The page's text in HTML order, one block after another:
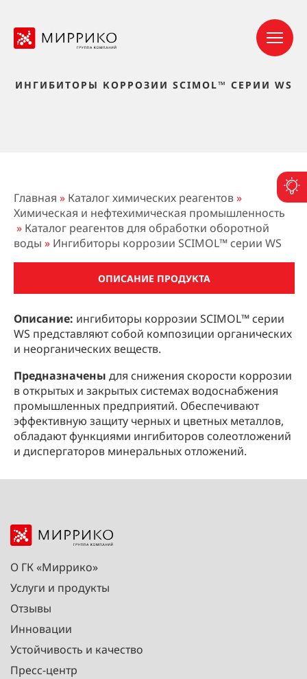
ИНГИБИТОРЫ КОРРОЗИИ SCIMOL™ СЕРИИ WS
Главная » Каталог химических реагентов»
Химическая и нефтехимическая промышленность
» Каталог реагентов для обработки оборотной
воды » Ингибиторы коррозии SCIMOL™ серии WS
ОПИСАНИЕ ПРОДУКТА
Описание: ингибиторы коррозии SCIMOL™ серии
WS представляют собой композиции органических
и неорганических веществ.
Предназначены для снижения скорости коррозии
в открытых и закрытых системах водоснабжения
промышленных предприятий. Обеспечивают
эффективную защиту черных и цветных металлов,
обладают функциями ингибиторов солеотложений
и диспергаторов минеральных отложений.
О ГК «Миррико»
Услуги и продукты
Отзывы
Инновации
Устойчивость и качество
Пресс-центр